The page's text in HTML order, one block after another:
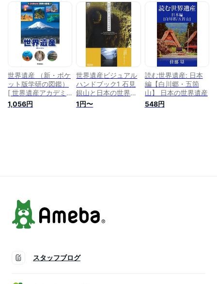
世界遺産 （新・ポケ
ット版学研の図鑑）
[ 世界遺産アカデミ
ー ]
1,056円
世界遺産ビジュアル
ハンドブック1 石見
銀山と日本の世界遺
産候補地 [世界遺産
ビジュアルハンドブ
1円〜
読む世界遺産: 日本
編【白川郷・五箇
山】 日本の世界遺産
548円
スタッフブログ